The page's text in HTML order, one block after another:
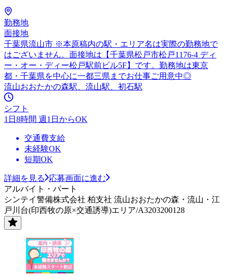
勤務地
面接地
千葉県流山市 ※本原稿内の駅・エリア名は実際の勤務地で
はございません。面接地は【千葉県松戸市松戸1176-4 ディ
ー・オー・ディー松戸駅前ビル5F】です。勤務地は東京
都・千葉県を中心に一都三県までお仕事ご用意中◎
流山おおたかの森駅、流山駅、初石駅
シフト
1日8時間 週1日からOK
交通費支給
未経験OK
短期OK
詳細を見る
応募画面に進む
アルバイト・パート
シンテイ警備株式会社 柏支社 流山おおたかの森・流山・江
戸川台(印西牧の原×交通誘導)エリア/A3203200128